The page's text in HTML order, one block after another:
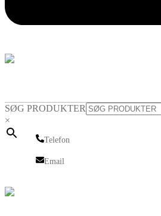
SØG PRODUKTER
×
Telefon
Email